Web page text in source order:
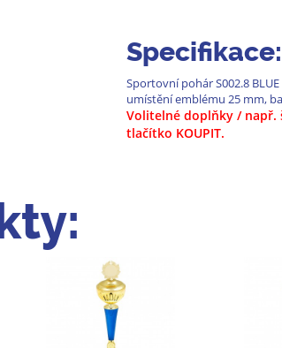
Specifikace:
Sportovní pohár S002.8
umístění emblému 25 mm,
Volitelné doplňky /
tlačítko KOUPIT.